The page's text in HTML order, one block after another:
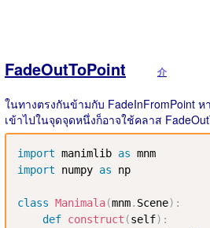
FadeOutToPoint 介
ในทางตรงกันข้ามกับ FadeInFromPoint ห
เข้าไปในจุดจุดหนึ่งก็อาจใช้คลาส
import manimlib as
import numpy as np
class Manimala(mnm. Scene) :
def construct (self) :